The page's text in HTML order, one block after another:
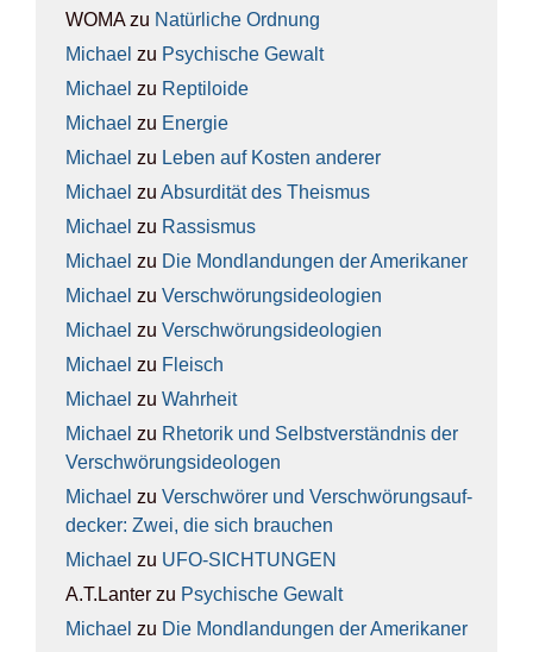
WOMAzu Natür­li­che Ord­nung
Michael zu Psy­chi­sche Gewalt
Michael zu Rep­ti­lo­ide
Michael zu Ener­gie
Michael zu Leben auf Kos­ten ande­rer
Michael zu Absur­di­tät des The­is­mus
Michael zu Ras­sis­mus
Michael zu Die Mond­lan­dun­gen der Ame­ri­ka­ner
Michael zu Ver­schwö­rungs­ideo­lo­gien
Michael zu Ver­schwö­rungs­ideo­lo­gien
Michael zu Fleisch
Michael zu Wahr­heit
Michael zu Rhe­to­rik und Selbst­ver­ständ­nis der
Ver­schwö­rungs­ideo­lo­gen
Michael zu Ver­schwö­rer und Ver­schwö­rungs­auf­
de­cker: Zwei, die sich brau­chen
Michael zu UFO-SICH­TUN­GEN
A.T.Lanter zu Psy­chi­sche Gewalt
Michael zu Die Mond­lan­dun­gen der Ame­ri­ka­ner